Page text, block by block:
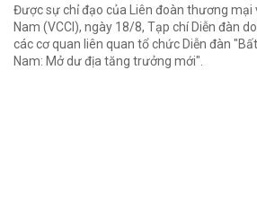
Được sự chỉ đạo của Liên đoàn thương mại
Nam (VCCI), ngày 18/8, Tạp chí Diễn đàn
các cơ quan liên quan tổ chức Diễn đàn
Nam: Mở dư địa tăng trưởng mới".